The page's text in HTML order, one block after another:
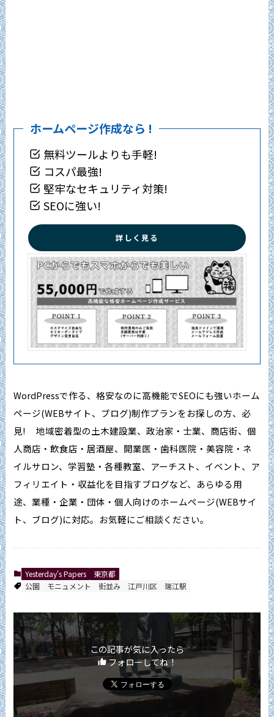
ホームページ作成なら !
無料ツールよりも手軽!
コスパ最強!
堅牢なセキュリティ対策!
SEOに強い!
詳しく見る
WordPressで作る、格安なのに高機能でSEOにも強いホーム
ページ(WEBサイト、ブログ)制作プランをお探しの方、必
見! 地域密着型の土木建設業、政治家・士業、商店街、個
人商店・飲食店・居酒屋、開業医・歯科医院・美容院・ネ
イルサロン、学習塾・各種教室、アーチスト、イベント、ア
フィリエイト・収益化を目指すブログなど、あらゆる用
途、業種・企業・団体・個人向けのホームページ(WEBサイ
ト、ブログ)に対応。お気軽にご相談ください。
Yesterday's Papers
東京都
公園
モニュメント 街並み 江戸川区 瑞江駅
この記事が気に入ったら
フォローしてね！